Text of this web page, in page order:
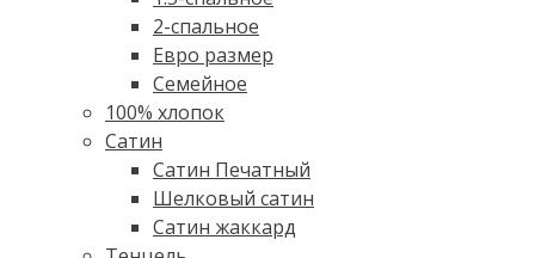
2-спальное
Евро размер
Семейное
100% хлопок
Cатин
Сатин Печатный
Шелковый сатин
Сатин жаккард